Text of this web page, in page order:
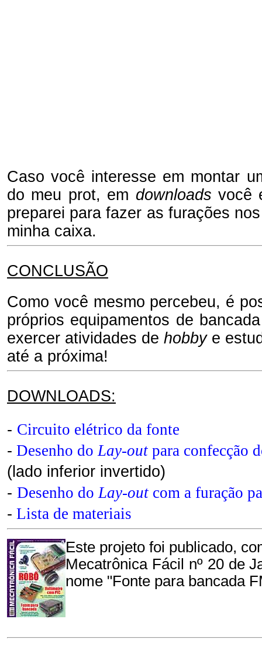
Caso você interesse em montar
do meu prot, em downloads você
preparei para fazer as furações
minha caixa.
CONCLUSÃO
Como você mesmo percebeu, é
próprios equipamentos de
exercer atividades de hobbye
até a próxima!
DOWNLOADS:
- Circuito elétrico da fonte
- Desenho doLay-out para confecção
(lado inferior invertido)
- Desenho doLay-out com a furação
- Lista de materiais
Este projeto foi publicado,
Mecatrônica Fácil nº 20 de
nome "Fonte para bancada